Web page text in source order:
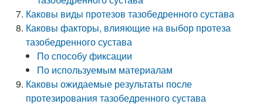
Каковы виды протезов тазобедренного сустава
Каковы факторы, влияющие на выбор протеза
тазобедренного сустава
По способу фиксации
По используемым материалам
Каковы ожидаемые результаты после
протезирования тазобедренного сустава